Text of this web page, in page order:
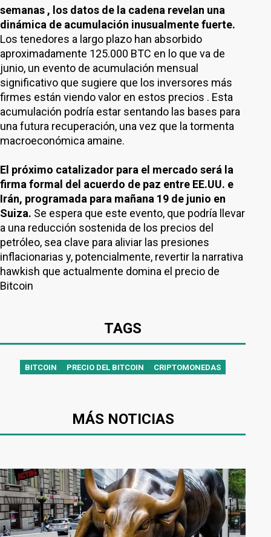
semanas , los datos de la cadena revelan una
dinámica de acumulación inusualmente fuerte.
Los tenedores a largo plazo han absorbido
aproximadamente 125.000 BTC en lo que va de
junio, un evento de acumulación mensual
significativo que sugiere que los inversores más
firmes están viendo valor en estos precios . Esta
acumulación podría estar sentando las bases para
una futura recuperación, una vez que la tormenta
macroeconómica amaine.
El próximo catalizador para el mercado será la
firma formal del acuerdo de paz entre EE.UU. e
Irán, programada para mañana 19 de junio en
Suiza. Se espera que este evento, que podría llevar
a una reducción sostenida de los precios del
petróleo, sea clave para aliviar las presiones
inflacionarias y, potencialmente, revertir la narrativa
hawkish que actualmente domina el precio de
Bitcoin
TAGS
BITCOIN PRECIO DEL BITCOIN CRIPTOMONEDAS
MÁS NOTICIAS